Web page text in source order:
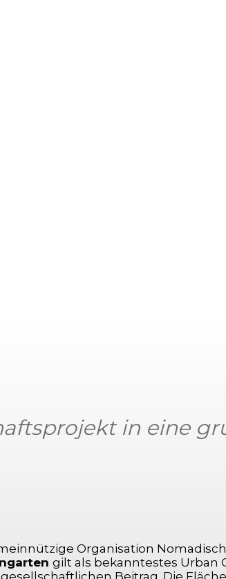
in eine
Organisation
gilt als bekanntestes Urban
Beitrag. Die